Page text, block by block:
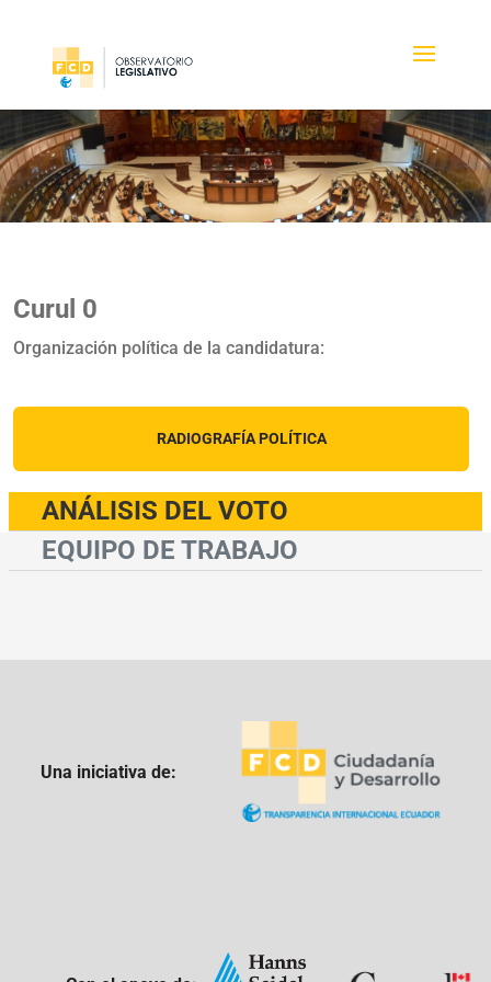
Curul 0
Organización política de la candidatura:
RADIOGRAFÍA POLÍTICA
ANÁLISIS DEL VOTO
EQUIPO DE TRABAJO
Una iniciativa de: